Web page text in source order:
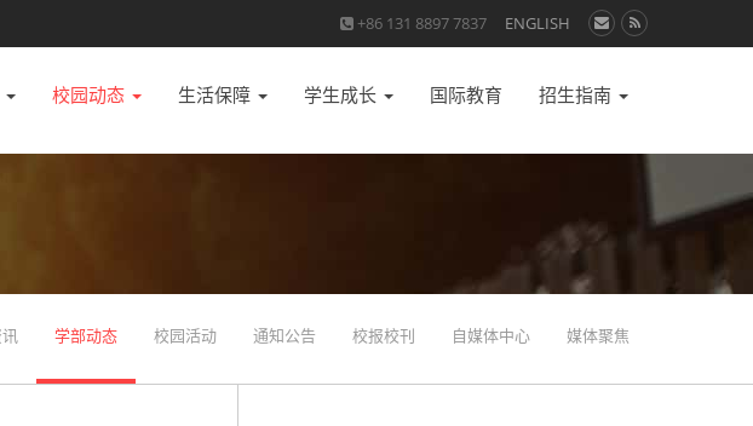
+86 131 8897 7837 ENGLISH
校园动态 生活保障 学生成长 国际教育 招生指南
学部动态 校园活动 通知公告 校报校刊 自媒体中心 媒体聚焦